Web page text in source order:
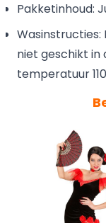
Pakketinhoud:
niet geschikt in
temperatuur